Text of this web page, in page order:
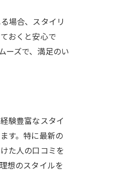
場合、スタイリ
おくと安心で
ーズで、満足のい
験豊富なスタイ
す。特に最新の
た人の口コミを
想のスタイルを